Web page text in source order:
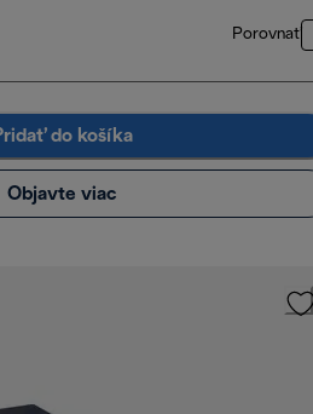
Porovnať
do košíka
Objavte viac